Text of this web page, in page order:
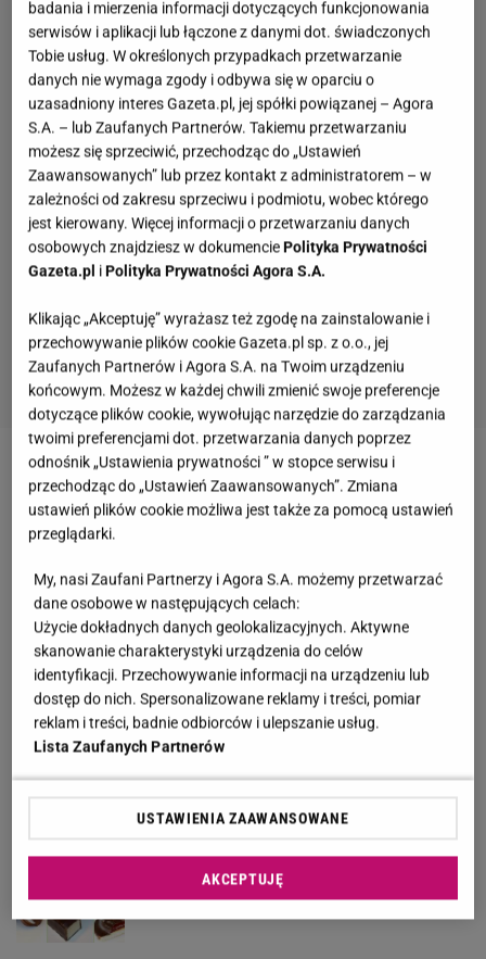
Quiz. Dopasuj imię do trzech nazwisk. Komplet
zdobywa tylko 20% z was!
Zgarnij tutaj okrągłe 12/12!
Quiz ortograficzny ch/h dla kujonów. Wynik
11/13 punktów to minimum!
Rozpoznasz słodycze bez opakowań? Tylko
łasuch zdobędzie 12 punktów
badania i mierzenia informacji dotyczących funkcjonowania
serwisów i aplikacji lub łączone z danymi dot. świadczonych
Tobie usług. W określonych przypadkach przetwarzanie
danych nie wymaga zgody i odbywa się w oparciu o
uzasadniony interes Gazeta.pl, jej spółki powiązanej – Agora
S.A. – lub Zaufanych Partnerów. Takiemu przetwarzaniu
możesz się sprzeciwić, przechodząc do „Ustawień
Zaawansowanych” lub przez kontakt z administratorem – w
zależności od zakresu sprzeciwu i podmiotu, wobec którego
jest kierowany. Więcej informacji o przetwarzaniu danych
osobowych znajdziesz w dokumenciePolityka Prywatności
Gazeta.pl iPolityka Prywatności Agora S.A.
Klikając „Akceptuję” wyrażasz też zgodę na zainstalowanie i
przechowywanie plików cookie Gazeta.pl sp. z o.o., jej
Zaufanych Partnerów i Agora S.A. na Twoim urządzeniu
końcowym. Możesz w każdej chwili zmienić swoje preferencje
dotyczące plików cookie, wywołując narzędzie do zarządzania
twoimi preferencjami dot. przetwarzania danych poprzez
odnośnik „Ustawienia prywatności ” w stopce serwisu i
przechodząc do „Ustawień Zaawansowanych”. Zmiana
ustawień plików cookie możliwa jest także za pomocą ustawień
przeglądarki.
My, nasi Zaufani Partnerzy i Agora S.A. możemy przetwarzać
dane osobowe w następujących celach:
Użycie dokładnych danych geolokalizacyjnych. Aktywne
skanowanie charakterystyki urządzenia do celów
identyfikacji. Przechowywanie informacji na urządzeniu lub
dostęp do nich. Spersonalizowane reklamy i treści, pomiar
reklam i treści, badnie odbiorców i ulepszanie usług.
Lista Zaufanych Partnerów
USTAWIENIA ZAAWANSOWANE
AKCEPTUJĘ